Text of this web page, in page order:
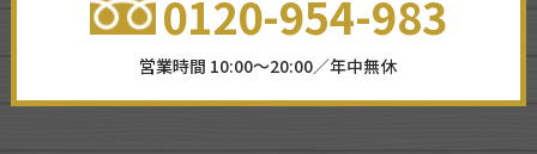
0120-954-983
営業時間 10:00～20:00／年中無休